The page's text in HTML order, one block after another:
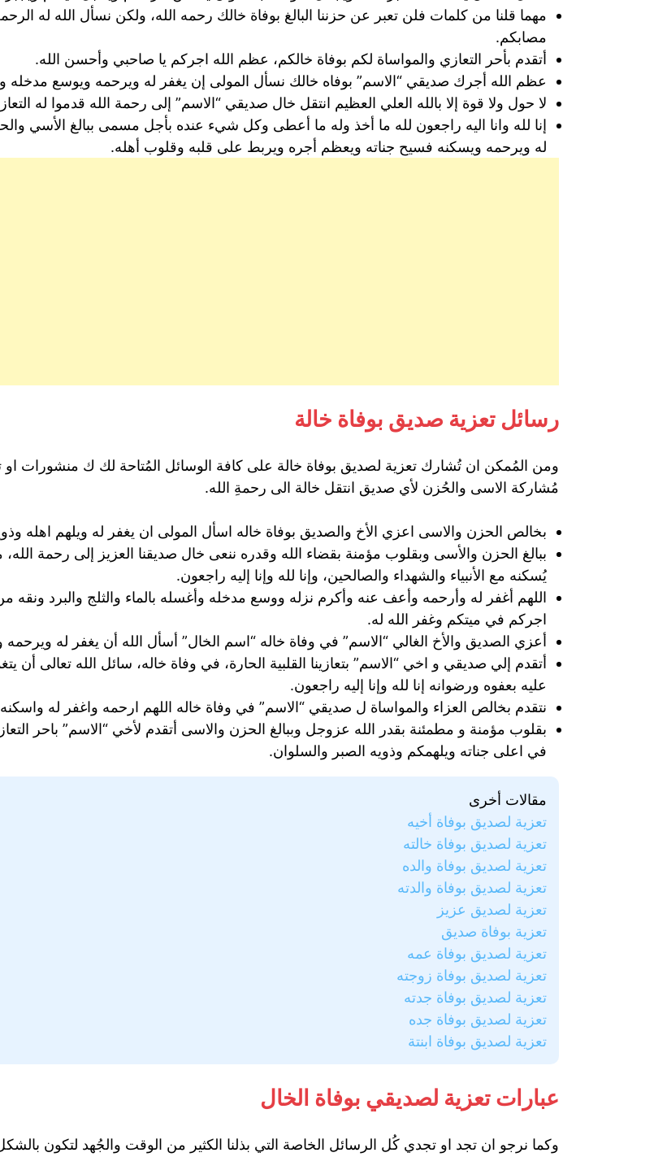
مهما قلنا من كلمات فلن تعبر عن حزننا البالغ بوفاة خالك رحمه الله، ولكن نسأل الله له
مصابكم.
أتقدم بأحر التعازي والمواساة لكم بوفاة خالكم، عظم الله اجركم يا صاحبي وأحسن الله.
عظم الله أجرك صديقي “الاسم” بوفاه خالك نسأل المولى إن يغفر له ويرحمه ويوسع
لا حول ولا قوة إلا بالله العلي العظيم انتقل خال صديقي “الاسم” إلى رحمة الله قدموا له
إنا لله وانا اليه راجعون لله ما أخذ وله ما أعطى وكل شيء عنده بأجل مسمى ببالغ الأسي
له ويرحمه ويسكنه فسيح جناته ويعظم أجره ويربط على قلبه وقلوب أهله.
رسائل تعزية صديق بوفاة خالة
ومن المُمكن ان تُشارك تعزية لصديق بوفاة خالة على كافة الوسائل المُتاحة لك ك منشورات
مُشاركة الاسى والحُزن لأي صديق انتقل خالة الى رحمةِ الله.
بخالص الحزن والاسى اعزي الأخ والصديق بوفاة خاله اسأل المولى ان يغفر له ويلهم اهله
ببالغ الحزن والأسى وبقلوب مؤمنة بقضاء الله وقدره ننعى خال صديقنا العزيز إلى رحمة
يُسكنه مع الأنبياء والشهداء والصالحين، وإنا لله وإنا إليه راجعون.
اللهم أغفر له وأرحمه وأعف عنه وأكرم نزله ووسع مدخله وأغسله بالماء والثلج والبرد
اجركم في ميتكم وغفر الله له.
أعزي الصديق والأخ الغالي “الاسم” في وفاة خاله “اسم الخال” أسأل الله أن يغفر له ويرحمه
أتقدم إلي صديقي و اخي “الاسم” بتعازينا القلبية الحارة، في وفاة خاله، سائل الله تعالى أن
عليه بعفوه ورضوانه إنا لله وإنا إليه راجعون.
نتقدم بخالص العزاء والمواساة ل صديقي “الاسم” في وفاة خاله اللهم ارحمه واغفر له
بقلوب مؤمنة و مطمئنة بقدر الله عزوجل وببالغ الحزن والاسى أتقدم لأخي “الاسم” باحر
في اعلى جناته ويلهمكم وذويه الصبر والسلوان.
مقالات أخرى
تعزية لصديق بوفاة أخيه
تعزية لصديق بوفاة خالته
تعزية لصديق بوفاة والده
تعزية لصديق بوفاة والدته
تعزية لصديق عزيز
تعزية بوفاة صديق
تعزية لصديق بوفاة عمه
تعزية لصديق بوفاة زوجته
تعزية لصديق بوفاة جدته
تعزية لصديق بوفاة جده
تعزية لصديق بوفاة ابنتة
عبارات تعزية لصديقي بوفاة الخال
وكما نرجو ان تجد او تجدي كُل الرسائل الخاصة التي بذلنا الكثير من الوقت والجُهد لتكون